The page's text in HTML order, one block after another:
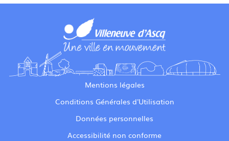
Mentions légales
Conditions Générales d'Utilisation
Données personnelles
Accessibilité non conforme